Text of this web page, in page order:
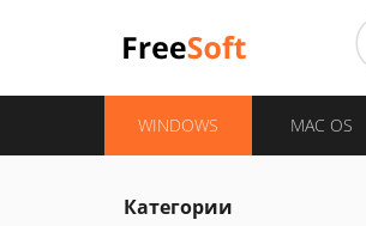
WINDOWS MAC OS
Категории